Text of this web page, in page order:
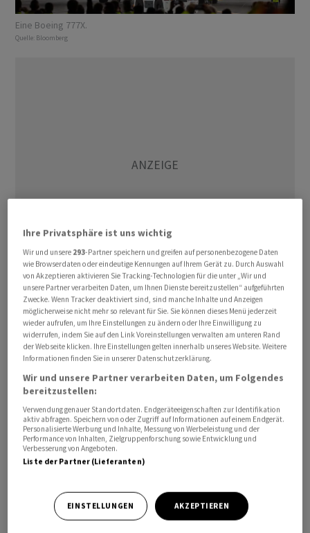
Eine Boeing 777X.
Quelle: Bloomberg
Wie die US-Fluggesellschaft Alaska Airlines der
französischen Nachrichtenagentur AFP mitteilte,
ereignete sich der Computer-Ausfall am Sonntagabend.
Dieser wirke sich auf den Flugbetrieb aus, hiess es
weiter. Die Fluggesellschaft habe daher «eine
vorübergehende, systemweite Unterbrechung» ihrer
Flüge veranlasst, «bis das Problem behoben ist».
Betroffen sind demnach auch Maschinen der
Tochtergesellschaft Horizon Air. Die US-
Flugaufsichtsbehörde FAA teilte mit, dass das
beantragt habe.
Ihre Privatsphäre ist uns wichtig
Wir und unsere 293-Partner speichern und greifen auf personenbezogene Daten
wie Browserdaten oder eindeutige Kennungen auf Ihrem Gerät zu. Durch Auswahl
von Akzeptieren aktivieren Sie Tracking-Technologien für die unter „Wir und
unsere Partner verarbeiten Daten, um Ihnen Dienste bereitzustellen“ aufgeführten
Zwecke. Wenn Tracker deaktiviert sind, sind manche Inhalte und Anzeigen
möglicherweise nicht mehr so relevant für Sie. Sie können dieses Menü jederzeit
wieder aufrufen, um Ihre Einstellungen zu ändern oder Ihre Einwilligung zu
widerrufen, indem Sie auf den Link Voreinstellungen verwalten am unteren Rand
der Webseite klicken. Ihre Einstellungen gelten innerhalb unseres Website. Weitere
Informationen finden Sie in unserer Datenschutzerklärung.
Wir und unsere Partner verarbeiten Daten, um Folgendes
bereitzustellen:
Verwendung genauer Standortdaten. Endgeräteeigenschaften zur Identifikation
aktiv abfragen. Speichern von oder Zugriff auf Informationen auf einem Endgerät.
Personalisierte Werbung und Inhalte, Messung von Werbeleistung und der
Performance von Inhalten, Zielgruppenforschung sowie Entwicklung und
Verbesserung von Angeboten.
Liste der Partner (Lieferanten)
EINSTELLUNGEN AKZEPTIEREN